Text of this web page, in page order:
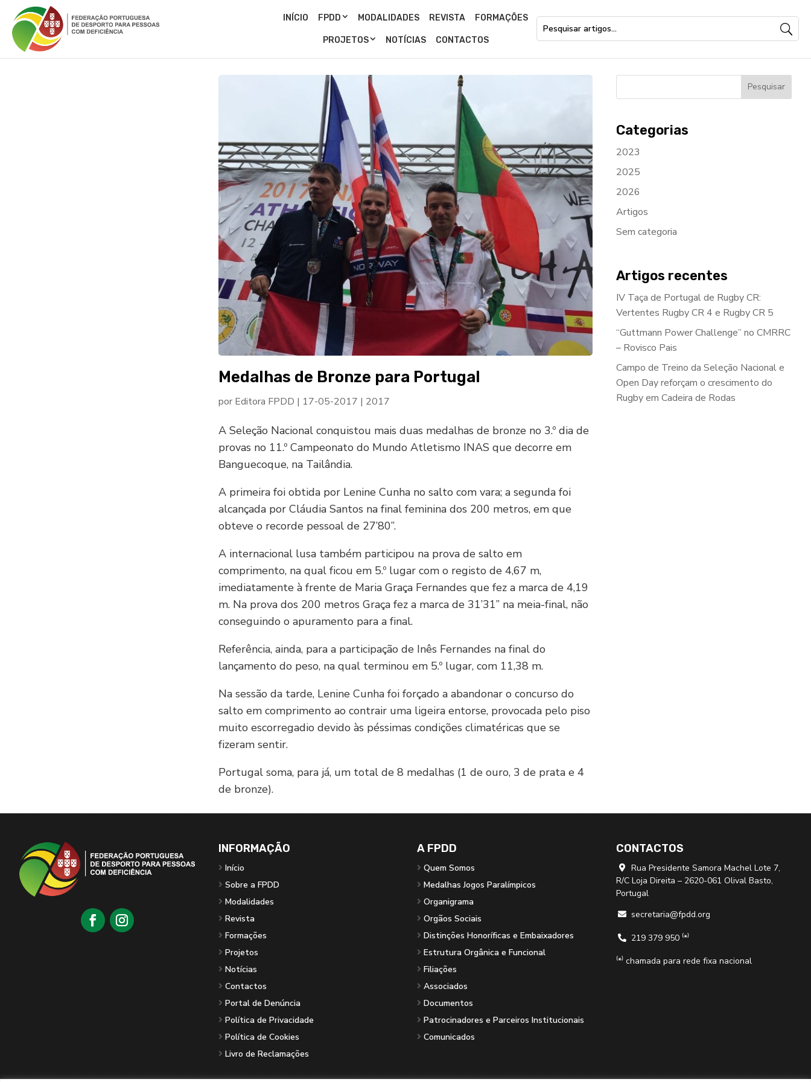
INÍCIO FPDD MODALIDADES REVISTA FORMAÇÕES
PROJETOS NOTÍCIAS CONTACTOS
Medalhas de Bronze para Portugal
por Editora FPDD | 17-05-2017 | 2017
A Seleção Nacional conquistou mais duas medalhas de bronze no 3.º dia de
provas no 11.º Campeonato do Mundo Atletismo INAS que decorre em
Banguecoque, na Tailândia.
A primeira foi obtida por Lenine Cunha no salto com vara; a segunda foi
alcançada por Cláudia Santos na final feminina dos 200 metros, em que
obteve o recorde pessoal de 27’80’’.
A internacional lusa também participou na prova de salto em
comprimento, na qual ficou em 5.º lugar com o registo de 4,67 m,
imediatamente à frente de Maria Graça Fernandes que fez a marca de 4,19
m. Na prova dos 200 metros Graça fez a marca de 31’31’’ na meia-final, não
conseguindo o apuramento para a final.
Referência, ainda, para a participação de Inês Fernandes na final do
lançamento do peso, na qual terminou em 5.º lugar, com 11,38 m.
Na sessão da tarde, Lenine Cunha foi forçado a abandonar o concurso do
salto em comprimento ao contrair uma ligeira entorse, provocada pelo piso
muito escorregadio devido às péssimas condições climatéricas que se
fizeram sentir.
Portugal soma, para já, um total de 8 medalhas (1 de ouro, 3 de prata e 4
de bronze).
Categorias
2023
2025
2026
Artigos
Sem categoria
Artigos recentes
IV Taça de Portugal de Rugby CR:
Vertentes Rugby CR 4 e Rugby CR 5
“Guttmann Power Challenge” no CMRRC
– Rovisco Pais
Campo de Treino da Seleção Nacional e
Open Day reforçam o crescimento do
Rugby em Cadeira de Rodas
INFORMAÇÃO
Início
Sobre a FPDD
Modalidades
Revista
Formações
Projetos
Notícias
Contactos
Portal de Denúncia
Política de Privacidade
Política de Cookies
Livro de Reclamações
A FPDD
Quem Somos
Medalhas Jogos Paralímpicos
Organigrama
Orgãos Sociais
Distinções Honoríficas e Embaixadores
Estrutura Orgânica e Funcional
Filiações
Associados
Documentos
Patrocinadores e Parceiros Institucionais
Comunicados
CONTACTOS

Rua Presidente Samora Machel Lote 7,
R/C Loja Direita – 2620-061 Olival Basto,
Portugal
 secretaria@fpdd.org

219 379 950 ⁽*⁾
⁽*⁾ chamada para rede fixa nacional